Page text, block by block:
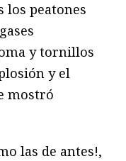
los peatones
y tornillos
y el
mostró
las de antes!,